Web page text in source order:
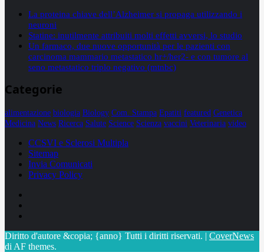
La proteina chiave dell’Alzheimer si propaga utilizzando i
neuroni
Statine: inutilmente attribuiti molti effetti avversi, lo studio
Un farmaco, due nuove opportunità per le pazienti con
carcinoma mammario metastatico hr+/her2- e con tumore al
seno metastatico triplo negativo (mtnbc)
Categorie
alimentazione biologia Biology Com. Stampa Epatiti featured Genetica
Medicina News Ricerca Salute Science Scienza vaccini Veterinaria video
CCSVI e Sclerosi Multipla
Sitemap
Invia Comunicati
Privacy Policy
Diritto d'autore &copia; {anno} Tutti i diritti riservati. | CoverNews
di AF themes.